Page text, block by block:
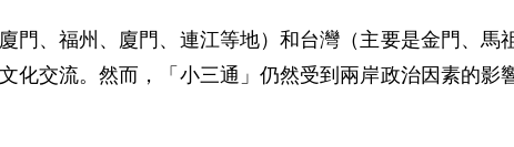
門、福州、廈門、連江等地）和台灣（主要是金門、馬
交流。然而，「小三通」仍然受到兩岸政治因素的影